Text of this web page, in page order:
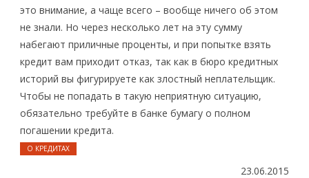
это внимание, а чаще всего – вообще ничего об этом
не знали. Но через несколько лет на эту сумму
набегают приличные проценты, и при попытке взять
кредит вам приходит отказ, так как в бюро кредитных
историй вы фигурируете как злостный неплательщик.
Чтобы не попадать в такую неприятную ситуацию,
обязательно требуйте в банке бумагу о полном
погашении кредита.
О КРЕДИТАХ
23.06.2015